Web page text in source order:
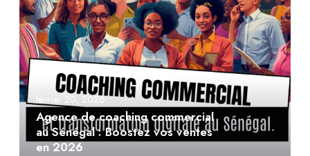
février 20, 2026
Agence de coaching commercial
au Sénégal : Boostez vos ventes
en 2026